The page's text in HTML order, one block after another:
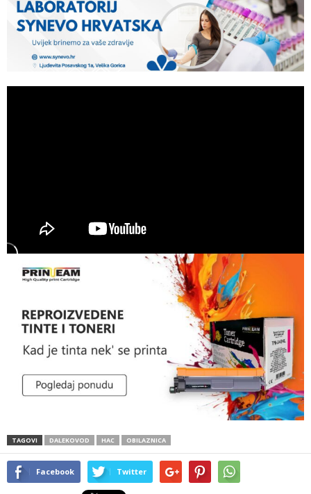
TAGOVI DALEKOVOD HAC OBILAZNICA
Facebook Twitter